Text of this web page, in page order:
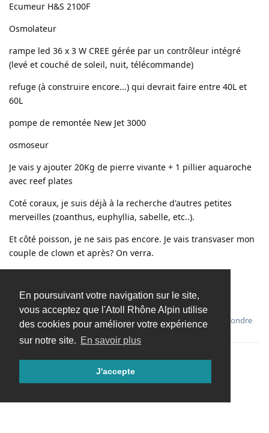
En poursuivant votre navigation sur le site,
vous acceptez que l'Atoll Rhône Alpin utilise
des cookies pour améliorer votre expérience
sur notre site. En savoir plus
J'accepte
Ecumeur H&S 2100F
Osmolateur
rampe led 36 x 3 W CREE gérée par un contrôleur intégré
(levé et couché de soleil, nuit, télécommande)
refuge (à construire encore...) qui devrait faire entre 40L et
60L
pompe de remontée New Jet 3000
osmoseur
Je vais y ajouter 20Kg de pierre vivante + 1 pillier aquaroche
avec reef plates
Coté coraux, je suis déjà à la recherche d'autres petites
merveilles (zoanthus, euphyllia, sabelle, etc..).
Et côté poisson, je ne sais pas encore. Je vais transvaser mon
couple de clown et après? On verra.
Bonne soirée
Répondre